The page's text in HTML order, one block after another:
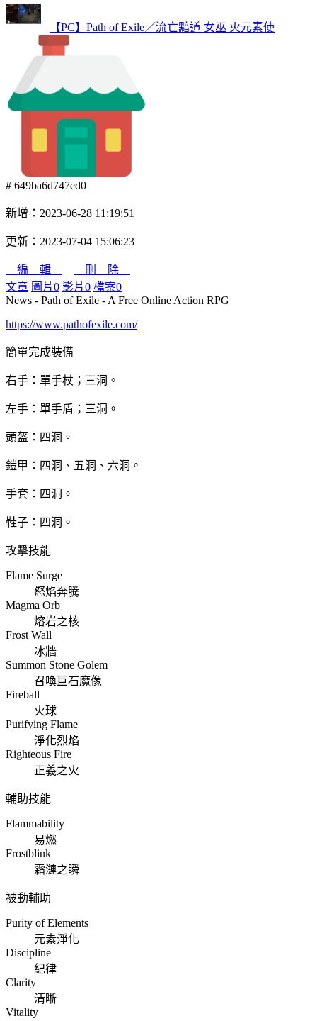
【PC】Path of Exile／流亡黯道 女巫 火元素使
# 649ba6d747ed0
新增：2023-06-28 11:19:51
更新：2023-07-04 15:06:23
編 輯
刪 除
文章 圖片0 影片0 檔案0
News - Path of Exile - A Free Online Action RPG
https://www.pathofexile.com/
簡單完成裝備
右手：單手杖；三洞。
左手：單手盾；三洞。
頭盔：四洞。
鎧甲：四洞、五洞、六洞。
手套：四洞。
鞋子：四洞。
攻擊技能
Flame Surge
怒焰奔騰
Magma Orb
熔岩之核
Frost Wall
冰牆
Summon Stone Golem
召喚巨石魔像
Fireball
火球
Purifying Flame
淨化烈焰
Righteous Fire
正義之火
輔助技能
Flammability
易燃
Frostblink
霜漣之瞬
被動輔助
Purity of Elements
元素淨化
Discipline
紀律
Clarity
清晰
Vitality